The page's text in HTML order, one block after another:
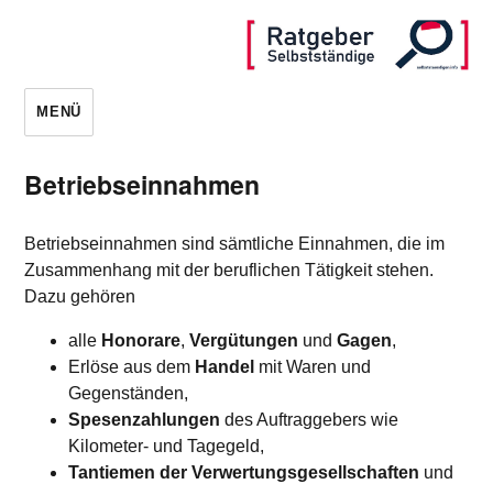
MENÜ
Betriebseinnahmen
Betriebseinnahmen sind sämtliche Einnahmen, die im
Zusammenhang mit der beruflichen Tätigkeit stehen.
Dazu gehören
alle Honorare,Vergütungen undGagen,
Erlöse aus dem Handel mit Waren und
Gegenständen,
Spesenzahlungen des Auftraggebers wie
Kilometer- und Tagegeld,
Tantiemen der Verwertungsgesellschaften und